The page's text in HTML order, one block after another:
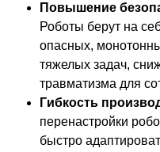
Повышение
Роботы берут на
опасных,
тяжелых задач,
травматизма для
Гибкость
перенастройки
быстро